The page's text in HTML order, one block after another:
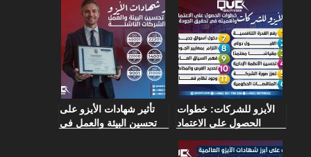
الأيزو للشركات: خطوات
الحصول على الاعتماد
تأثير شهادات الأيزو على
تحسين البيئة والعمل في